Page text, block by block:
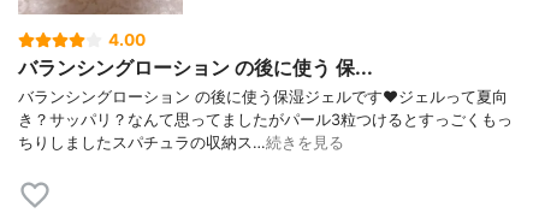
4.00
バランシングローション の後に使う 保...
バランシングローション の後に使う保湿ジェルです❤️ジェルって夏向
き？サッパリ？なんて思ってましたがパール3粒つけるとすっごくもっ
ちりしましたスパチュラの収納ス…続きを見る